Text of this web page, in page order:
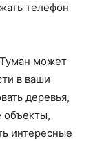
телефон
может
в ваши
деревья,
объекты,
интересные